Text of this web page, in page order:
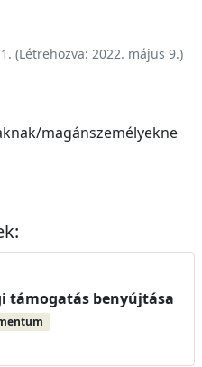
(Létrehozva: 2022. május 9.)
magánszemélyekne
támogatás benyújtása